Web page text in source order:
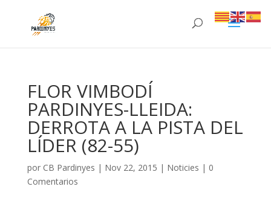
FLOR VIMBODÍ
PARDINYES-LLEIDA:
DERROTA A LA PISTA DEL
LÍDER (82-55)
por CB Pardinyes | Nov 22, 2015 | Noticies | 0
Comentarios